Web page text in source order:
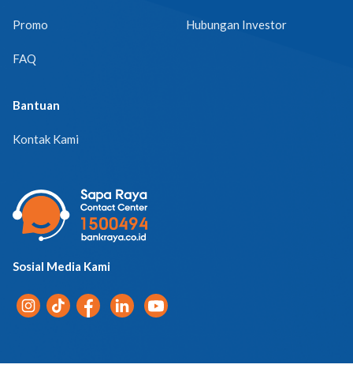
Promo
FAQ
Hubungan Investor
Bantuan
Kontak Kami
Sosial Media Kami